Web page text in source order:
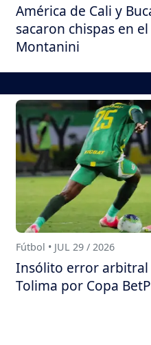
América de Cali y
sacaron chispas en
Montanini
Fútbol • JUL 29 / 2026
Insólito error arbitral
Tolima por Copa